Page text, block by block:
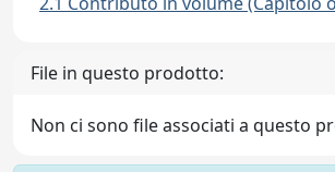
File in questo prodotto:
Non ci sono file associati a questo